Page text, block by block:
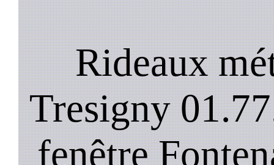
Rideaux
Tresigny
fenêtre